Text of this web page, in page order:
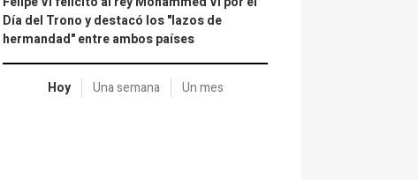
Día del Trono y destacó los "lazos de
hermandad" entre ambos países
Hoy Una semana Un mes